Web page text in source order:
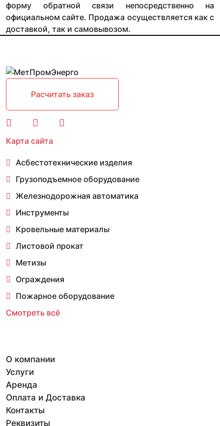
форму обратной связи непосредственно на
официальном сайте. Продажа осуществляется как с
доставкой, так и самовывозом.
Расчитать заказ
Карта сайта
Асбестотехнические изделия
Грузоподъемное оборудование
Железнодорожная автоматика
Инструменты
Кровельные материалы
Листовой прокат
Метизы
Ограждения
Пожарное оборудование
Смотреть всё
О компании
Услуги
Аренда
Оплата и Доставка
Контакты
Реквизиты